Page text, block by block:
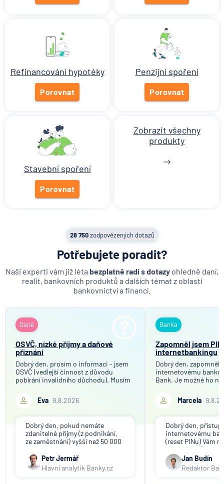
Superdávka se znovu upraví:
co přinese říjnový přepočet
10.8.2026 Osobní a rodinné finance
Refinancování hypotéky
Porovnat
Penzijní spoření
Porovnat
Stavební spoření
Porovnat
Zobrazit všechny
produkty
28 750zodpovězených dotazů
Potřebujete poradit?
Naši experti vám již léta bezplatně radí s dotazy ohledně daní,
realit, bankovních produktů a dalších témat z oblasti
bankovnictví a financí.
Daně
OSVČ, nízké příjmy a daňové
přiznání
Dobrý den, prosím o informaci - jsem
OSVČ (vedlejší činnost z důvodu
pobírání invalidního důchodu). Musím
roční příjmy z OSVČ nepřesáhnou 20
000 Kč? A jak by to bylo později v
odpov
Eva 9.8.2026
Dobrý den, pokud nemáte
zdanitelné příjmy (z podnikání,
ze zaměstnání) vyšší než 50 000
podávat nemusíte. Invalidní
důchod ani jiné dávky nejsou
zdanitelným příjmem. Jako
Petr Jermář
Hlavní analytik Banky.cz
Banka
Zapomněl jsem
internetbankingu
Dobrý den,
internetovému
Bank. Je možné ho
Marcela
Dobrý den, přístup
internetovému
(reset PINu) Vám
Vaše banka
Jan Budín
Redaktor